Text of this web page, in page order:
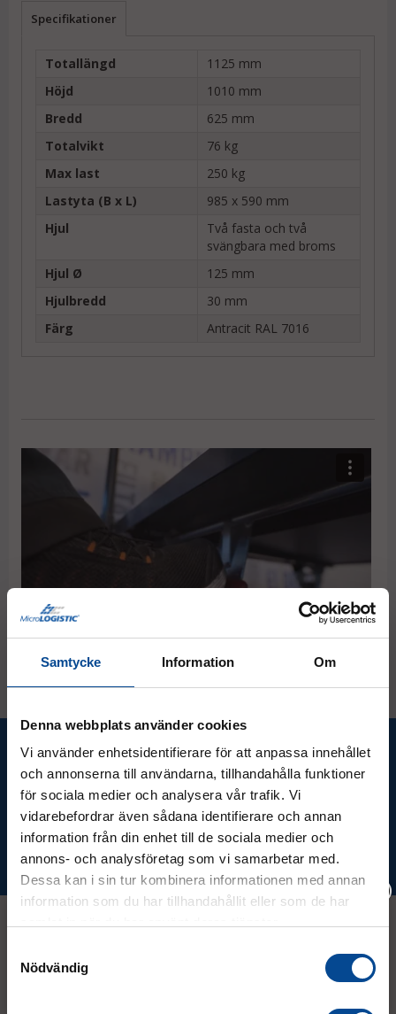
Samtycke Information Om
Denna webbplats använder cookies
Vi använder enhetsidentifierare för att anpassa innehållet
och annonserna till användarna, tillhandahålla funktioner
för sociala medier och analysera vår trafik. Vi
vidarebefordrar även sådana identifierare och annan
information från din enhet till de sociala medier och
annons- och analysföretag som vi samarbetar med.
Dessa kan i sin tur kombinera informationen med annan
information som du har tillhandahållit eller som de har
Nödvändig
Specifikationer
Totallängd
1125 mm
Höjd
1010 mm
Bredd
625 mm
Totalvikt
76 kg
Max last
250 kg
Lastyta (B x L)
985 x 590 mm
Hjul
Två fasta och två
svängbara med broms
Hjul Ø
125 mm
Hjulbredd
30 mm
Färg
Antracit RAL 7016
Ta del av våra bästa erbjudanden &
nyheter!
Prenumerera
Kontakt